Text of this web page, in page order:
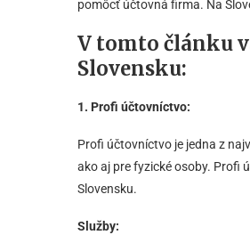
pomôcť účtovná firma. Na
V tomto článku
Slovensku:
1. Profi účtovníctvo:
Profi účtovníctvo je jedna z
ako aj pre fyzické osoby. Profi
Slovensku.
Služby: